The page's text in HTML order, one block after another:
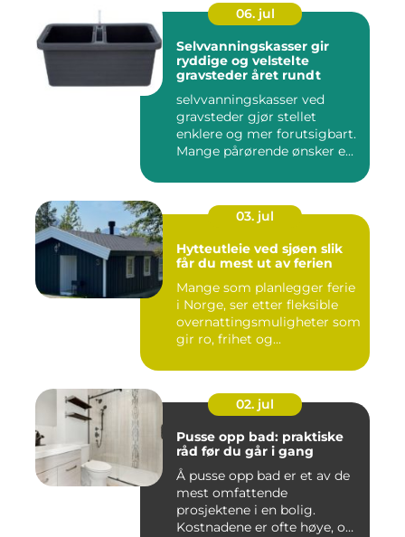
06. jul
Selvvanningskasser gir
ryddige og velstelte
gravsteder året rundt
selvvanningskasser ved
gravsteder gjør stellet
enklere og mer forutsigbart.
Mange pårørende ønsker e...
03. jul
Hytteutleie ved sjøen slik
får du mest ut av ferien
Mange som planlegger ferie
i Norge, ser etter fleksible
overnattingsmuligheter som
gir ro, frihet og...
02. jul
Pusse opp bad: praktiske
råd før du går i gang
Å pusse opp bad er et av de
mest omfattende
prosjektene i en bolig.
Kostnadene er ofte høye, og